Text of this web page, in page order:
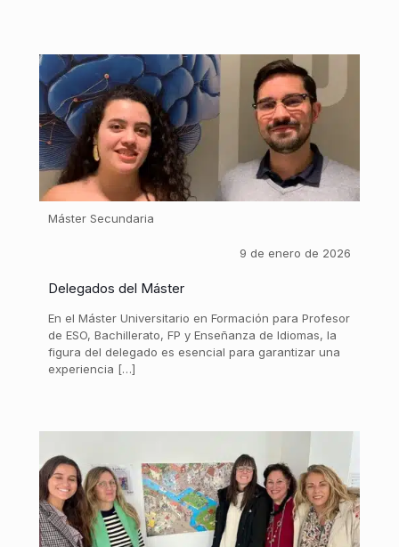
Máster Secundaria
9 de enero de 2026
Delegados del Máster
En el Máster Universitario en Formación para Profesor
de ESO, Bachillerato, FP y Enseñanza de Idiomas, la
figura del delegado es esencial para garantizar una
experiencia […]